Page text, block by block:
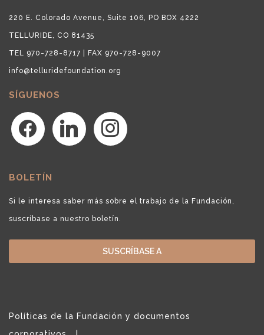
220 E. Colorado Avenue, Suite 106, PO BOX 4222
TELLURIDE, CO 81435
TEL 970-728-8717 | FAX 970-728-9007
info@telluridefoundation.org
SÍGUENOS
facebook linkedin instagram
BOLETÍN
Si le interesa saber más sobre el trabajo de la Fundación,
suscríbase a nuestro boletín.
SUSCRÍBASE A
Políticas de la Fundación y documentos